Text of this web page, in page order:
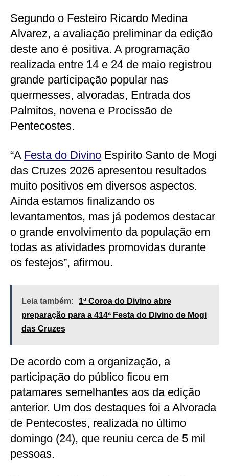
Segundo o Festeiro Ricardo Medina
Alvarez, a avaliação preliminar da edição
deste ano é positiva. A programação
realizada entre 14 e 24 de maio registrou
grande participação popular nas
quermesses, alvoradas, Entrada dos
Palmitos, novena e Procissão de
Pentecostes.
“A Festa do Divino Espírito Santo de Mogi
das Cruzes 2026 apresentou resultados
muito positivos em diversos aspectos.
Ainda estamos finalizando os
levantamentos, mas já podemos destacar
o grande envolvimento da população em
todas as atividades promovidas durante
os festejos”, afirmou.
Leia também:
1ª Coroa do Divino abre
preparação para a 414ª Festa do Divino de Mogi
das Cruzes
De acordo com a organização, a
participação do público ficou em
patamares semelhantes aos da edição
anterior. Um dos destaques foi a Alvorada
de Pentecostes, realizada no último
domingo (24), que reuniu cerca de 5 mil
pessoas.